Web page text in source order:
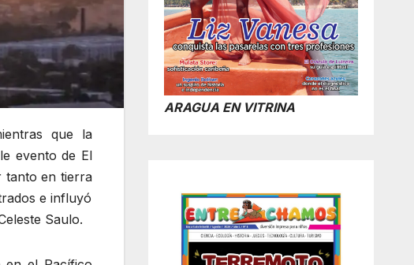
que la
evento de El
tanto en tierra
e influyó
Saulo.
ARAGUA EN VITRINA